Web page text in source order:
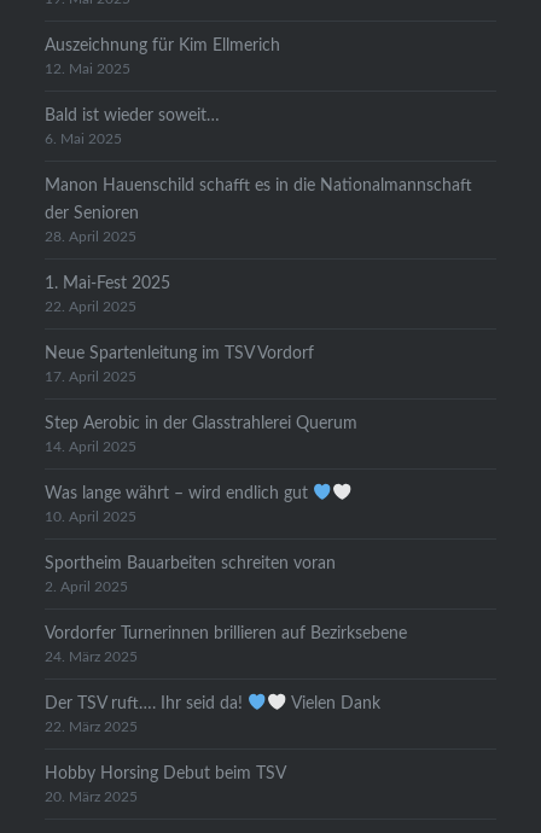
Auszeichnung für Kim Ellmerich
12. Mai 2025
Bald ist wieder soweit…
6. Mai 2025
Manon Hauenschild schafft es in die Nationalmannschaft
der Senioren
28. April 2025
1. Mai-Fest 2025
22. April 2025
Neue Spartenleitung im TSV Vordorf
17. April 2025
Step Aerobic in der Glasstrahlerei Querum
14. April 2025
Was lange währt – wird endlich gut
10. April 2025
Sportheim Bauarbeiten schreiten voran
2. April 2025
Vordorfer Turnerinnen brillieren auf Bezirksebene
24. März 2025
Der TSV ruft…. Ihr seid da! Vielen Dank
22. März 2025
Hobby Horsing Debut beim TSV
20. März 2025